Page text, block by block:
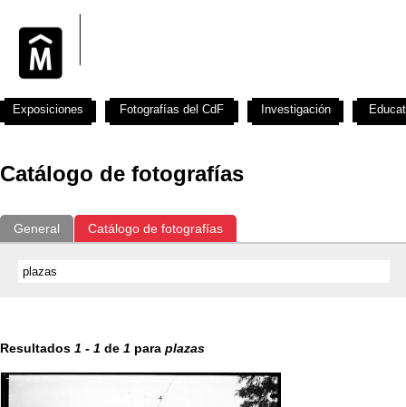
Catálogo de fotografías
General Catálogo de fotografías
Resultados 1 - 1 de 1 para plazas
Exposiciones Fotografías del CdF Investigación